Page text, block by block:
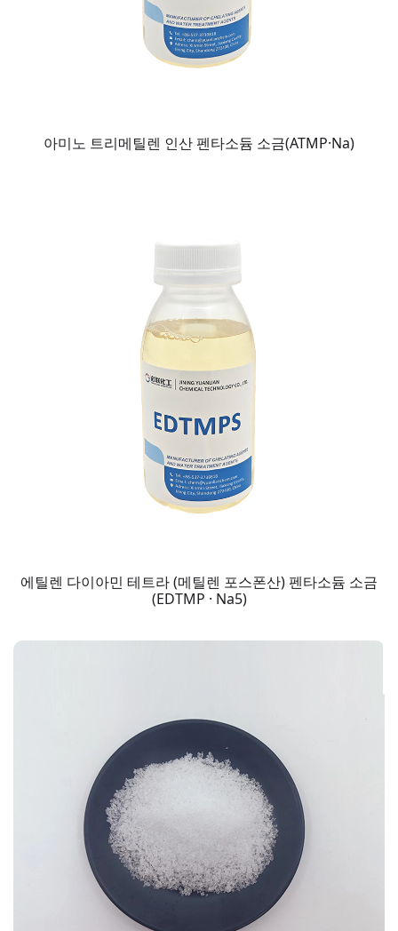
아미노 트리메틸렌 인산 펜타소듐 소금(ATMP·Na)
에틸렌 다이아민 테트라 (메틸렌 포스폰산) 펜타소듐 소금
(EDTMP · Na5)